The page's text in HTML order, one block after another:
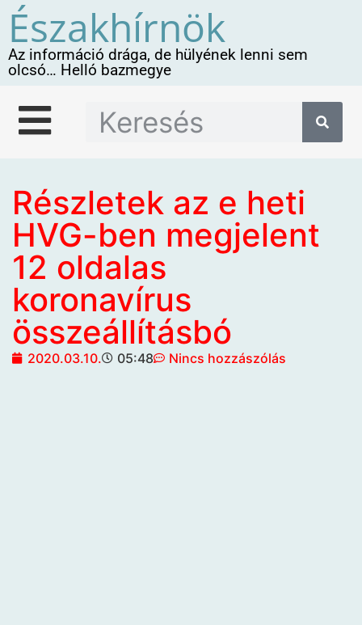
Északhírnök
Az információ drága, de hülyének lenni sem
olcsó… Helló bazmegye
Részletek az e heti
HVG-ben megjelent
12 oldalas
koronavírus
összeállításbó
2020.03.10. 05:48 Nincs hozzászólás